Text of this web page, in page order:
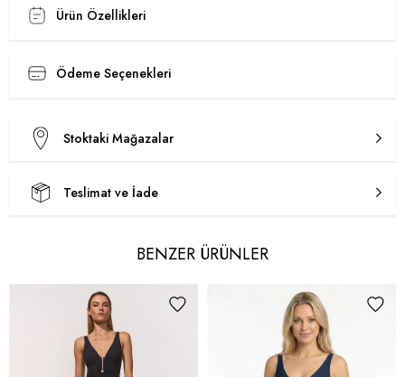
Ürün Özellikleri
Ödeme Seçenekleri
Stoktaki Mağazalar
Teslimat ve İade
BENZER ÜRÜNLER